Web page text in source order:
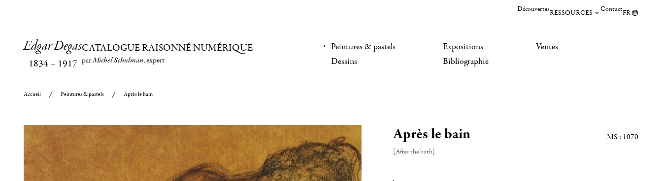
DécouvertesRESSOURCES ContactFR
Edgar Degas
1834– 1917
CATALOGUE RAISONNÉ NUMÉRIQUE
parMichel Schulman, expert
Peintures & pastels
Dessins
Expositions
Bibliographie
Ventes
Accueil Peintures & pastels Après le bain
Après le bain
[After the bath]
MS : 1070